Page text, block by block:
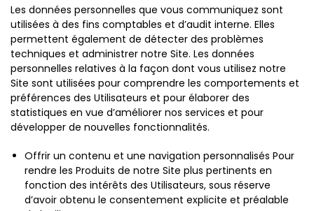
Les données personnelles que vous communiquez sont
utilisées à des fins comptables et d’audit interne. Elles
permettent également de détecter des problèmes
techniques et administrer notre Site. Les données
personnelles relatives à la façon dont vous utilisez notre
Site sont utilisées pour comprendre les comportements et
préférences des Utilisateurs et pour élaborer des
statistiques en vue d’améliorer nos services et pour
développer de nouvelles fonctionnalités.
Offrir un contenu et une navigation personnalisés Pour
rendre les Produits de notre Site plus pertinents en
fonction des intérêts des Utilisateurs, sous réserve
d’avoir obtenu le consentement explicite et préalable